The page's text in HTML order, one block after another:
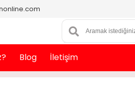
Blog İletişim